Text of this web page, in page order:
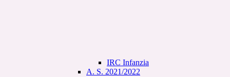
IRC Infanzia
A. S. 2021/2022